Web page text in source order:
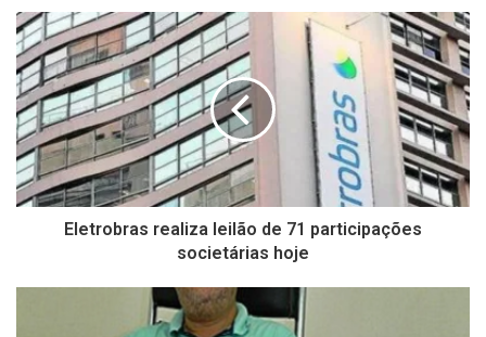
Eletrobras realiza leilão de 71 participações
societárias hoje